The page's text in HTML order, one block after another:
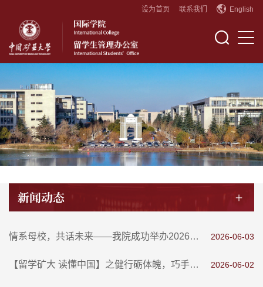
设为首页 联系我们 English
新闻动态 +
情系母校，共话未来——我院成功举办2026年校友返校座谈会 2026-06-03
【留学矿大 读懂中国】​之健行砺体魄，巧手拓芳华 2026-06-02